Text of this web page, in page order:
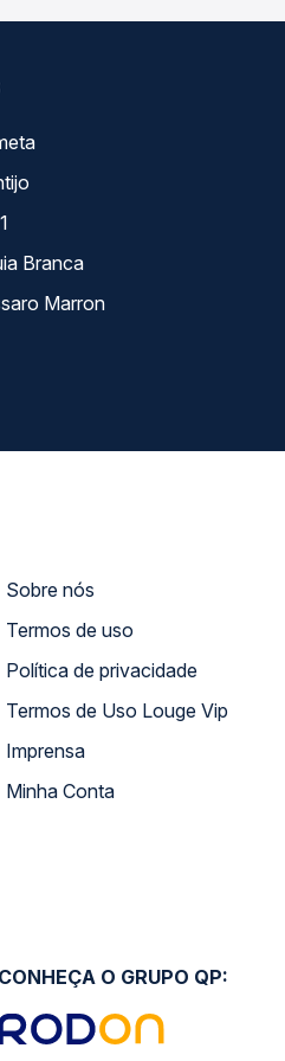
Branca
Marron
Sobre nós
Termos de uso
Política de privacidade
Termos de Uso Louge Vip
Imprensa
Minha Conta
CONHEÇA O GRUPO QP: